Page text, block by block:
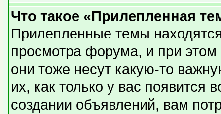
Что такое «Прилепленная
Прилепленные темы
просмотра форума, и при
они тоже несут какую-то
их, как только у вас появится
создании объявлений, вам